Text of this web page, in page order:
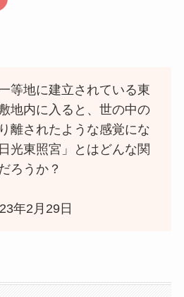
等地に建立されている東
地内に入ると、世の中の
離されたような感覚にな
光東照宮」とはどんな関
ろうか？
年2月29日